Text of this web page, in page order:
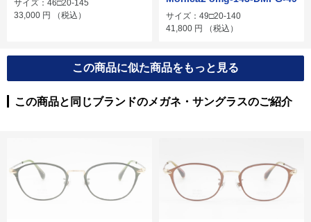
サイズ：46□20-145
33,000 円 （税込）
サイズ：49□20-140
41,800 円 （税込）
この商品に似た商品をもっと見る
この商品と同じブランドのメガネ・サングラスのご紹介